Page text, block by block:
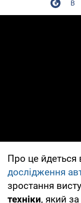
Про це йдеться
дослідження
зростання
техніки, який